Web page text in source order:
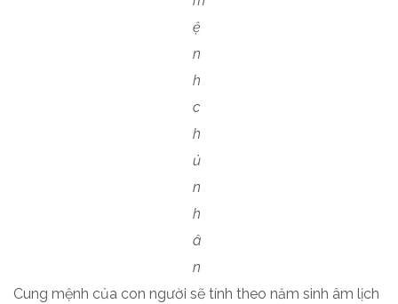
ệ
n
h
c
h
ủ
n
h
â
n
Cung mệnh của con người sẽ tính theo năm sinh âm lịch